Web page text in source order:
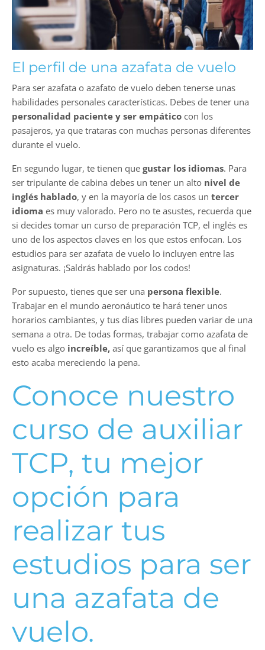
El perfil de una azafata de vuelo
Para ser azafata o azafato de vuelo deben tenerse unas
habilidades personales características. Debes de tener una
personalidad paciente y ser empático con los
pasajeros, ya que trataras con muchas personas diferentes
durante el vuelo.
En segundo lugar, te tienen que gustar los idiomas. Para
ser tripulante de cabina debes un tener un alto nivel de
inglés hablado, y en la mayoría de los casos un tercer
idioma es muy valorado. Pero no te asustes, recuerda que
si decides tomar un curso de preparación TCP, el inglés es
uno de los aspectos claves en los que estos enfocan. Los
estudios para ser azafata de vuelo lo incluyen entre las
asignaturas. ¡Saldrás hablado por los codos!
Por supuesto, tienes que ser una persona flexible.
Trabajar en el mundo aeronáutico te hará tener unos
horarios cambiantes, y tus días libres pueden variar de una
semana a otra. De todas formas, trabajar como azafata de
vuelo es algo increíble, así que garantizamos que al final
esto acaba mereciendo la pena.
Conoce nuestro
curso de auxiliar
TCP, tu mejor
opción para
realizar tus
estudios para ser
una azafata de
vuelo.